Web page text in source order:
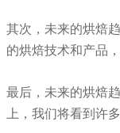
其次，未来的烘焙
的烘焙技术和产品
最后，未来的烘焙
上，我们将看到许